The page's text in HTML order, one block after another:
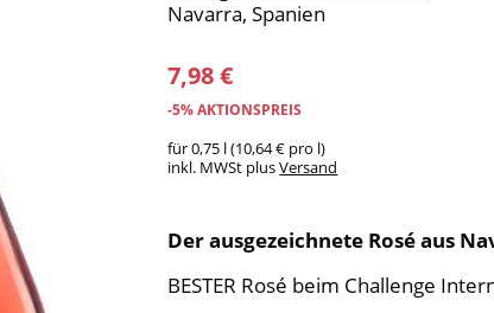
Navarra, Spanien
7,98 €
-5% AKTIONSPREIS
für 0,75 l (10,64 € pro l)
inkl. MWSt plusVersand
Der ausgezeichnete Rosé aus
BESTER Rosé beim Challenge